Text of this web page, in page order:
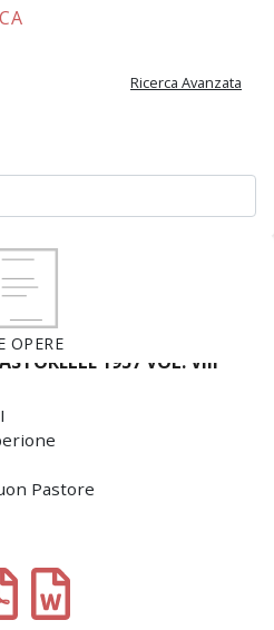
Ricerca Avanzata
OPERE
1957 VOL. VIII
Pastore